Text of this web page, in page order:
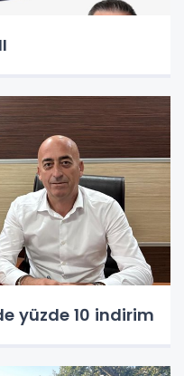
yüzde 10 indirim